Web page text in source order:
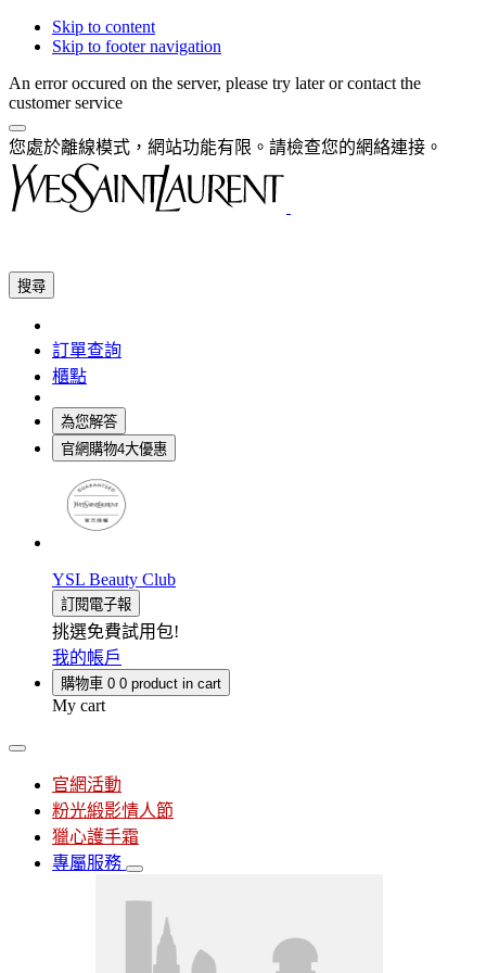
Skip to content
Skip to footer navigation
An error occured on the server, please try later or contact the
customer service
您處於離線模式，網站功能有限。請檢查您的網絡連接。
搜尋
訂單查詢
櫃點
為您解答
官網購物4大優惠
YSL Beauty Club
訂閱電子報
挑選免費試用包!
我的帳戶
購物車 0 0 product in cart
My cart
官網活動
粉光緞影情人節
獵心護手霜
專屬服務